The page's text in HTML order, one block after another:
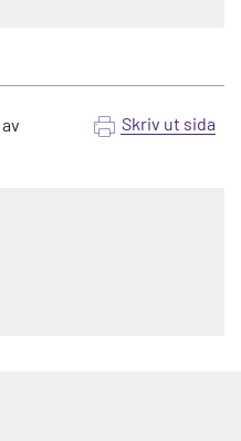
av
Skriv ut sida